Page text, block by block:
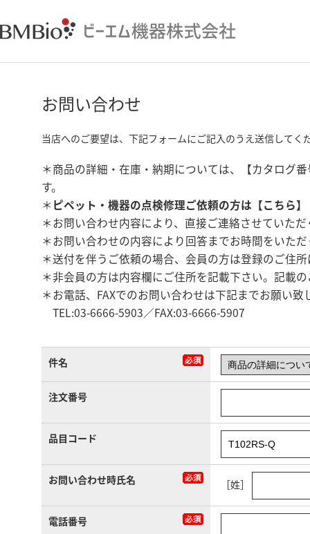
お問い合わせ
当店へのご要望は、下記フォームにご記入のうえ送信してく
＊商品の詳細・在庫・納期については、【カタログ
す。
＊ ピペット・機器の点検修理ご依頼の方は【こちら】
＊お問い合わせ内容により、直接ご連絡させていた
＊お問い合わせの内容により回答までお時間をいた
＊送付を伴うご依頼の場合、会員の方は登録のご住
＊非会員の方は内容欄にご住所を記載下さい。記載
＊お電話、FAXでのお問い合わせは下記までお願い致
TEL:03-6666-5903／FAX:03-6666-5907
件名
注文番号
品目コード
お問い合わせ時氏名 ［姓］
電話番号